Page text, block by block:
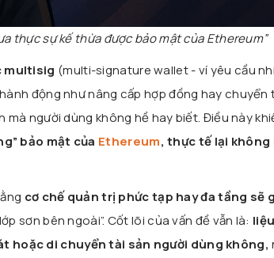
thực sự kế thừa được bảo mật của Ethereum”
multisig (multi-signature wallet - ví yêu cầu
động như nâng cấp hợp đồng hay chuyển
người dùng không hề hay biết. Điều này
bảo mật của Ethereum, thực tế lại không
cơ chế quản trị phức tạp hay đa tầng sẽ
sơn bên ngoài”. Cốt lõi của vấn đề vẫn là:
hoặc di chuyển tài sản người dùng không,